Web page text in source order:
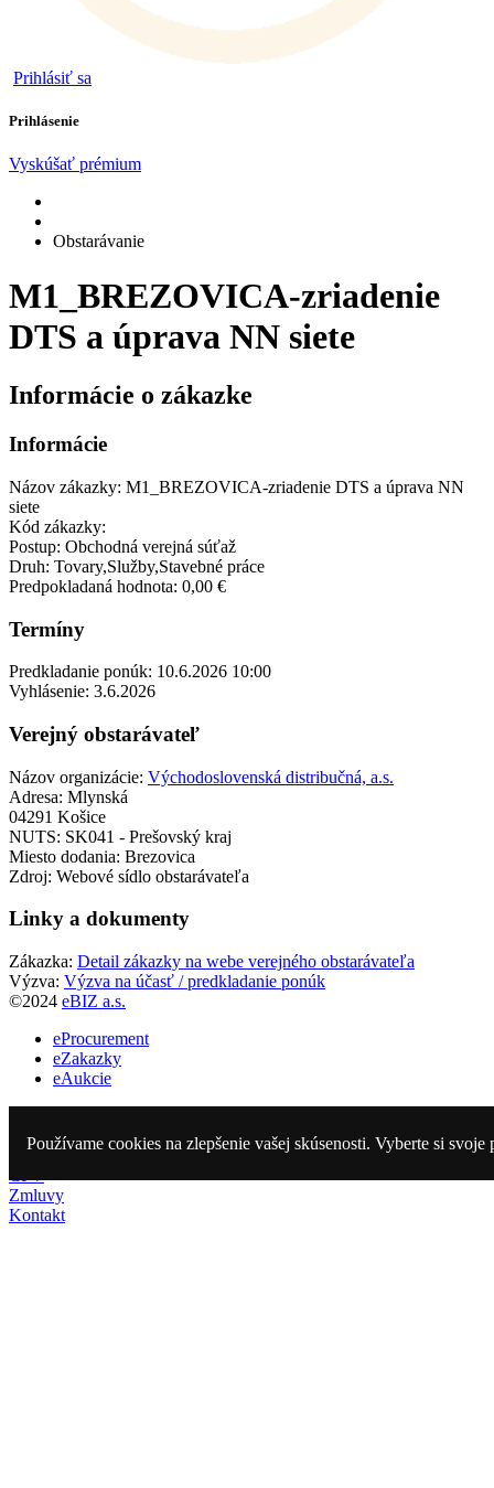
Prihlásiť sa
Prihlásenie
Vyskúšať prémium
Obstarávanie
M1_BREZOVICA-zriadenie
DTS a úprava NN siete
Informácie o zákazke
Informácie
Názov zákazky: M1_BREZOVICA-zriadenie DTS a úprava NN
siete
Kód zákazky:
Postup: Obchodná verejná súťaž
Druh: Tovary,Služby,Stavebné práce
Predpokladaná hodnota: 0,00 €
Termíny
Predkladanie ponúk: 10.6.2026 10:00
Vyhlásenie: 3.6.2026
Verejný obstarávateľ
Názov organizácie: Východoslovenská distribučná, a.s.
Adresa: Mlynská
04291 Košice
NUTS: SK041 - Prešovský kraj
Miesto dodania: Brezovica
Zdroj: Webové sídlo obstarávateľa
Linky a dokumenty
Zákazka: Detail zákazky na webe verejného obstarávateľa
Výzva: Výzva na účasť / predkladanie ponúk
©2024 eBIZ a.s.
eProcurement
eZakazky
eAukcie
Používame cookies na zlepšenie vašej skúsenosti. Vyberte si svoje
Ukončené
Obstarávatelia
Zmluvy
Kontakt